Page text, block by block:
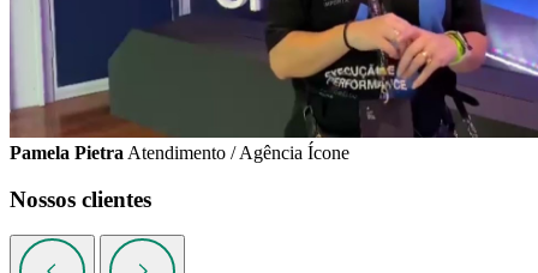
Pamela Pietra Atendimento / Agência Ícone
Nossos clientes